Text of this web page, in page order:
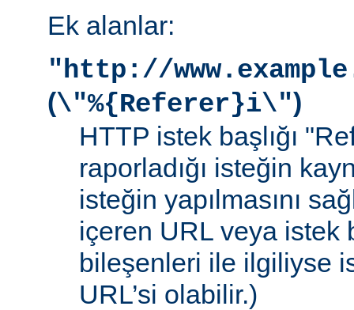
Ek alanlar:
"http://
(\"%{Referer}i\")
HTTP istek başlığı
raporladığı isteğin
isteğin yapılmasını
içeren URL veya istek
bileşenleri ile ilgiliyse
URL’si olabilir.)